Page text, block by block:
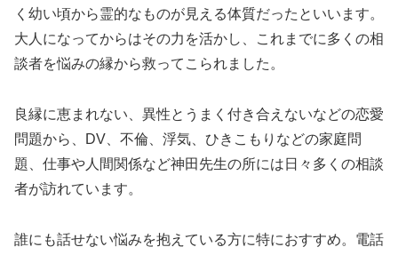
く幼い頃から霊的なものが見える体質だったといいます。
大人になってからはその力を活かし、これまでに多くの相
談者を悩みの縁から救ってこられました。
良縁に恵まれない、異性とうまく付き合えないなどの恋愛
問題から、DV、不倫、浮気、ひきこもりなどの家庭問
題、仕事や人間関係など神田先生の所には日々多くの相談
者が訪れています。
誰にも話せない悩みを抱えている方に特におすすめ。電話